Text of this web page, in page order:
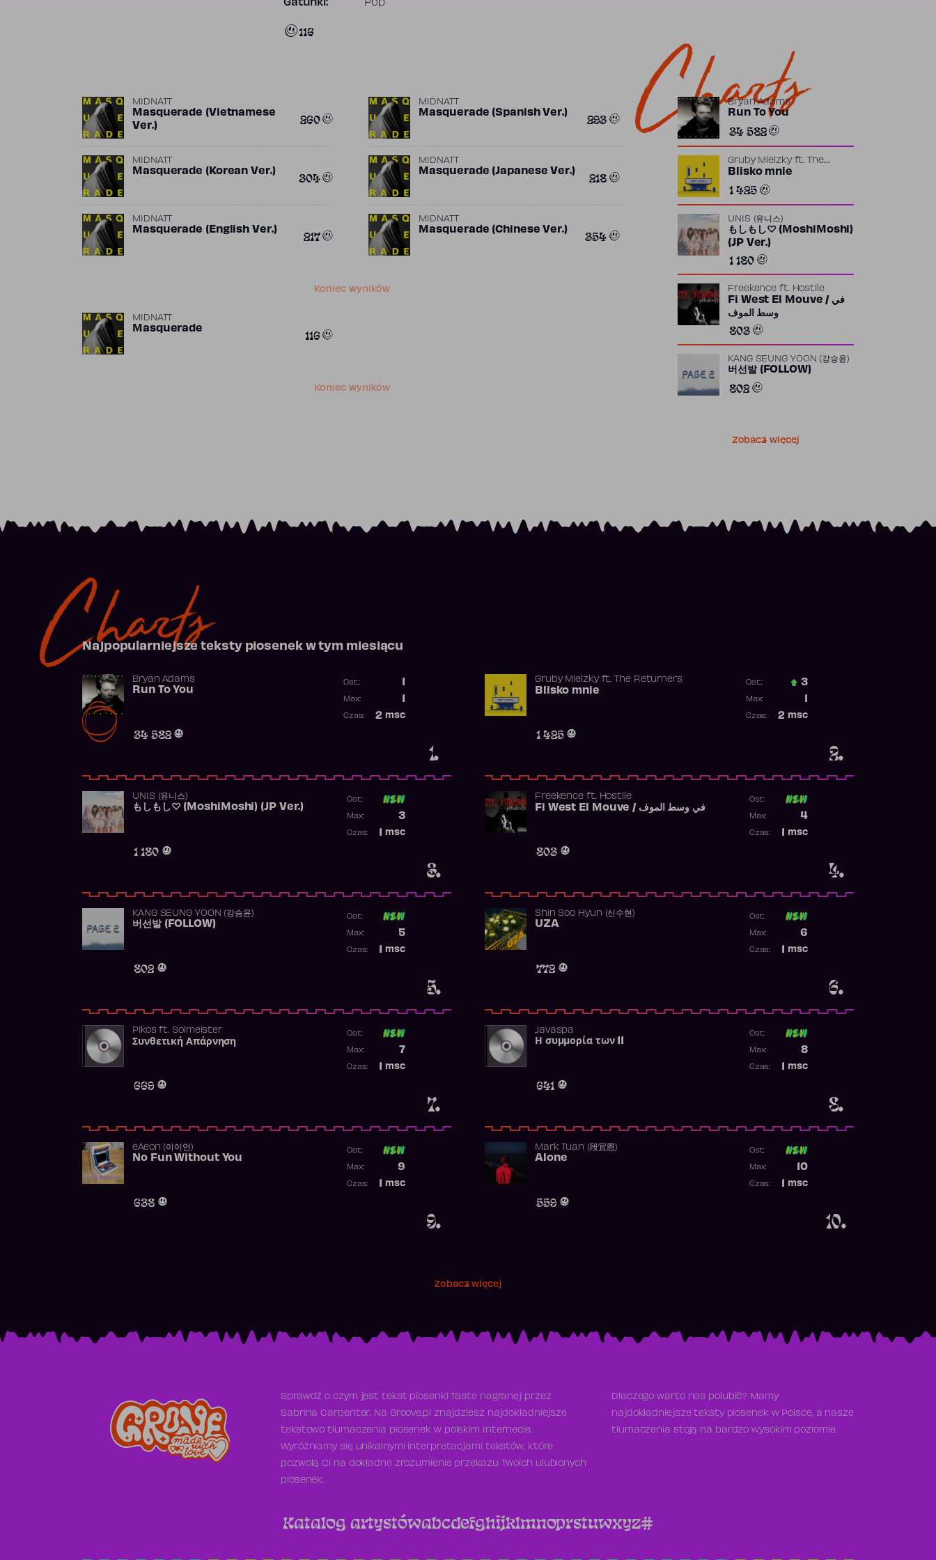
Gatunki: Pop
116
MIDNATT
Masquerade (Vietnamese
Ver.)
260
MIDNATT
Masquerade (Spanish Ver.) 293
MIDNATT
Masquerade (Korean Ver.) 304
MIDNATT
Masquerade (Japanese Ver.) 218
MIDNATT
Masquerade (English Ver.) 217
MIDNATT
Masquerade (Chinese Ver.) 354
Koniec wyników
MIDNATT
Masquerade 116
Koniec wyników
Charts
Bryan Adams
Run To You
34 582
Gruby Mielzkyft.
The
Returners
Blisko mnie
1 425
UNIS (유니스)
もしもし♡ (MoshiMoshi)
(JP Ver.)
1 180
Freekence ft. Hostile
Fi West El Mouve / في
وسط الموف
803
KANG SEUNG YOON (강승윤)
버선발 (FOLLOW)
802
Zobacz więcej
Charts
Najpopularniejsze teksty piosenek w tym miesiącu
1.
Bryan Adams
Run To You
34 582
Ost.:
Max:
2 msc
Czas:
2.
Gruby Mielzkyft. The Returners
Blisko mnie
1 425
Ost.: 3
Max:
2 msc
Czas:
3.
UNIS (유니스)
もしもし♡ (MoshiMoshi) (JP Ver.)
1 180
Ost:
3
Max:
msc
Czas:
4.
Freekence ft. Hostile
Fi West El Mouve / في وسط الموف
803
Ost:
4
Max:
msc
Czas:
5.
KANG SEUNG YOON (강승윤)
버선발 (FOLLOW)
802
Ost:
5
Max:
msc
Czas:
6.
Shin Soo Hyun (신수현)
UZA
772
Ost:
6
Max:
msc
Czas:
7.
Pikosft. Solmeister
Συνθετική Απάρνηση
669
Ost:
7
Max:
msc
Czas:
8.
Javaspa
Η συμμορία των 11
641
Ost:
8
Max:
msc
Czas:
9.
​eAeon (이이언)
No Fun Without You
638
Ost:
9
Max:
msc
Czas:
10.
Mark Tuan (段宜恩)
Alone
559
Ost:
10
Max:
msc
Czas:
Zobacz więcej
Sprawdź o czym jest tekst piosenki Taste nagranej przez
Sabrina Carpenter. Na Groove.pl znajdziesz najdokładniejsze
tekstowo tłumaczenia piosenek w polskim Internecie.
Wyróżniamy się unikalnymi interpretacjami tekstów, które
pozwolą Ci na dokładne zrozumienie przekazu Twoich ulubionych
piosenek.
Dlaczego warto nas polubić? Mamy
najdokładniejsze teksty piosenek w Polsce, a nasze
tłumaczenia stoją na bardzo wysokim poziomie.
Katalog artystówabcdefghijklmnoprstuwxyz#